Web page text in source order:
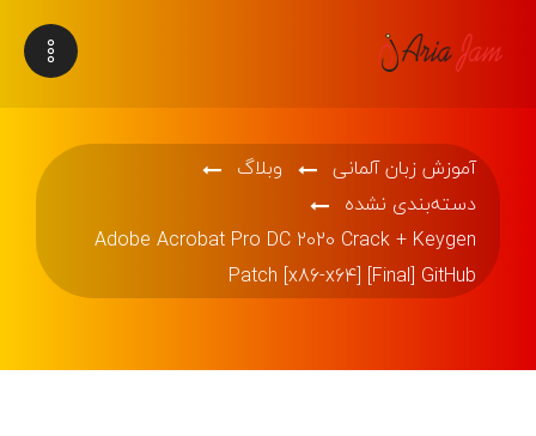
آموزش زبان آلمانی
وبلاگ
دسته‌بندی نشده
Adobe Acrobat Pro DC 2020 Crack + Keygen
Patch [x86-x64] [Final] GitHub